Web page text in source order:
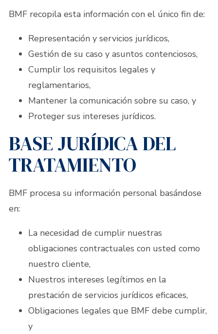
BMF recopila esta información con el único fin de:
Representación y servicios jurídicos,
Gestión de su caso y asuntos contenciosos,
Cumplir los requisitos legales y
reglamentarios,
Mantener la comunicación sobre su caso, y
Proteger sus intereses jurídicos.
BASE JURÍDICA DEL
TRATAMIENTO
BMF procesa su información personal basándose
en:
La necesidad de cumplir nuestras
obligaciones contractuales con usted como
nuestro cliente,
Nuestros intereses legítimos en la
prestación de servicios jurídicos eficaces,
Obligaciones legales que BMF debe cumplir,
y